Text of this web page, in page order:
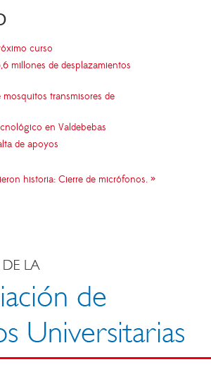
curso
millones de desplazamientos
transmisores de
en Valdebebas
de apoyos
historia: Cierre de micrófonos. »